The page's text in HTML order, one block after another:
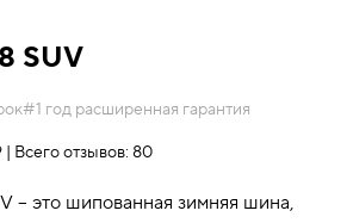
SUV
#1 год расширенная гарантия
| Всего отзывов: 80
– это шипованная зимняя шина,